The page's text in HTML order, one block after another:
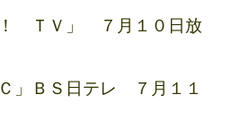
ＴＶ」 ７月１０日放
」ＢＳ日テレ ７月１１